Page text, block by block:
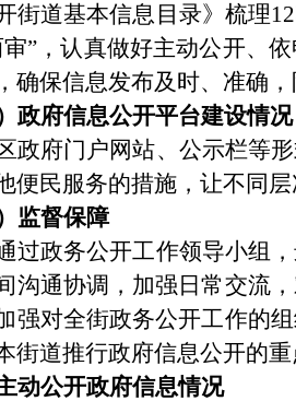
街道基本信息目录》梳理
”，认真做好主动公开、
确保信息发布及时、准确，
）政府信息公开平台建设情况
政府门户网站、公示栏等
便民服务的措施，让不同
监督保障
过政务公开工作领导小组
沟通协调，加强日常交流
强对全街政务公开工作的
街道推行政府信息公开的
动公开政府信息情况